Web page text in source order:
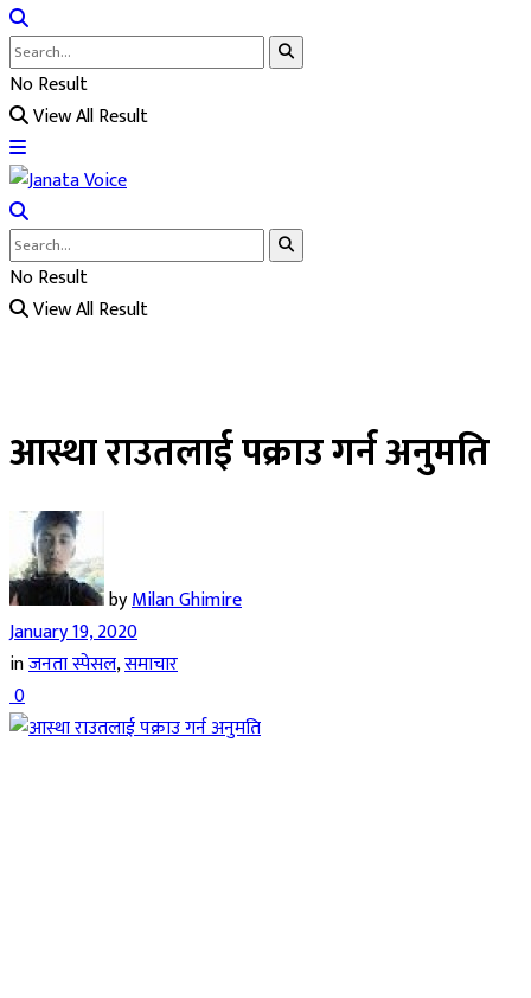
No Result
View All Result
No Result
View All Result
आस्था राउतलाई पक्राउ गर्न अनुमति
byMilan Ghimire
January 19, 2020
inजनता स्पेसल,समाचार
0